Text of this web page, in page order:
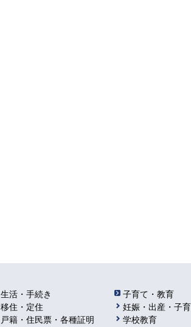
生活・手続き
移住・定住
戸籍・住民票・各種証明
子育て・教育
妊娠・出産・子
学校教育